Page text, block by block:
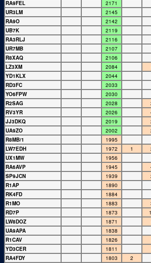
RA9FEL
2171
UR3LM
2145
RA9O
2142
UB7K
2119
RA3RLJ
2116
UR7MB
2107
R8XAQ
2106
LZ3XM
2084
YD1KLX
2044
RD3FC
2033
YO6FPW
2030
R2SAG
2028
RV3YR
2026
JJ3DKQ
2019
UA9ZO
2002
R8MB/1
1995
LW7EDH
1972 1
UX1MW
1956
RA6AVP
1945
SP9JCN
1939
R1AP
1890
RK4FD
1884
R1MO
1883
RD7P
1873
LW8DOZ
1871
UA9APA
1838
R1CAV
1826
YD3CER
1811
RA4FDY
1803 2